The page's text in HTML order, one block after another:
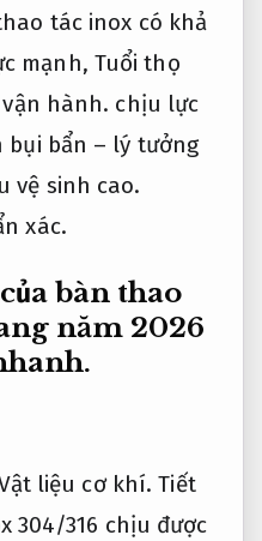
tác inox có khả
mạnh, Tuổi thọ
hành. chịu lực
bẩn – lý tưởng
vệ sinh cao.
xác.
bàn thao
năm 2026
liệu cơ khí. Tiết
304/316 chịu được